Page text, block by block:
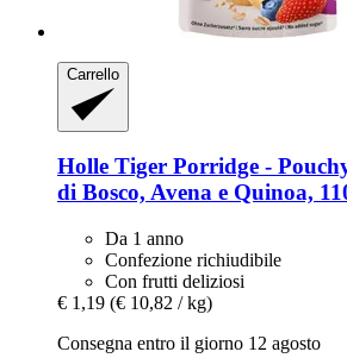
Carrello
Holle Tiger Porridge -​
di Bosco, Avena e Quinoa,
Da 1 anno
Confezione richiudibile
Con frutti deliziosi
€ 1,19 (€ 10,82 / kg)
Consegna entro il giorno 12 agosto